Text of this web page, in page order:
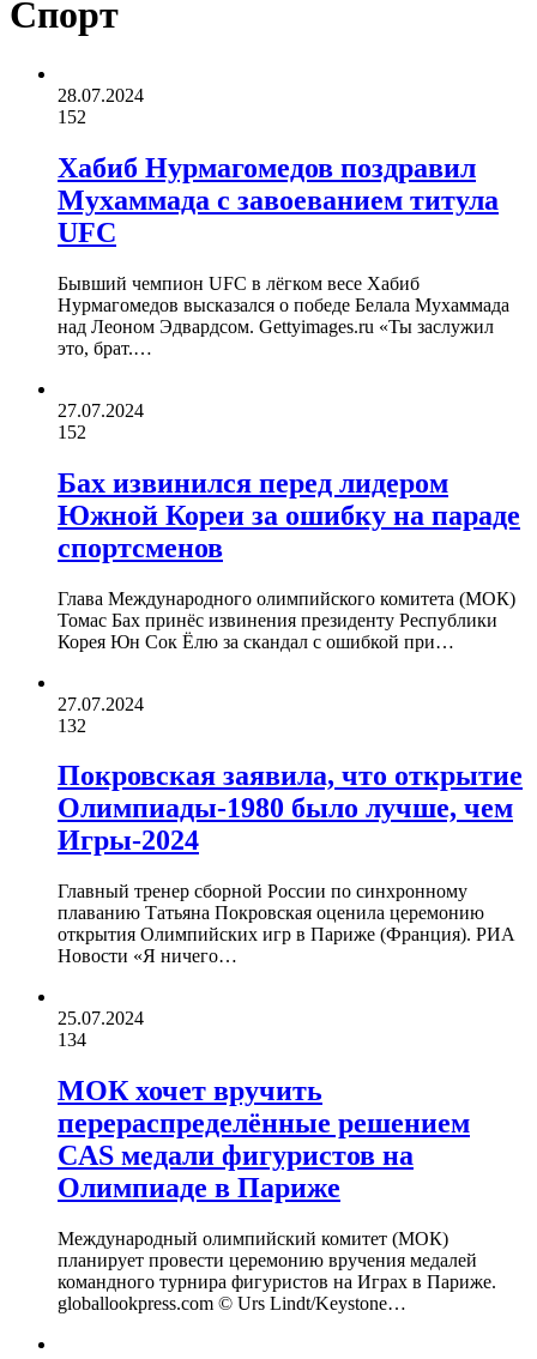
Спорт
28.07.2024
152
Хабиб Нурмагомедов поздравил
Мухаммада с завоеванием титула
UFC
Бывший чемпион UFC в лёгком весе Хабиб
Нурмагомедов высказался о победе Белала Мухаммада
над Леоном Эдвардсом. Gettyimages.ru «Ты заслужил
это, брат.…
27.07.2024
152
Бах извинился перед лидером
Южной Кореи за ошибку на параде
спортсменов
Глава Международного олимпийского комитета (МОК)
Томас Бах принёс извинения президенту Республики
Корея Юн Сок Ёлю за скандал с ошибкой при…
27.07.2024
132
Покровская заявила, что открытие
Олимпиады-1980 было лучше, чем
Игры-2024
Главный тренер сборной России по синхронному
плаванию Татьяна Покровская оценила церемонию
открытия Олимпийских игр в Париже (Франция). РИА
Новости «Я ничего…
25.07.2024
134
МОК хочет вручить
перераспределённые решением
CAS медали фигуристов на
Олимпиаде в Париже
Международный олимпийский комитет (МОК)
планирует провести церемонию вручения медалей
командного турнира фигуристов на Играх в Париже.
globallookpress.com © Urs Lindt/Keystone…